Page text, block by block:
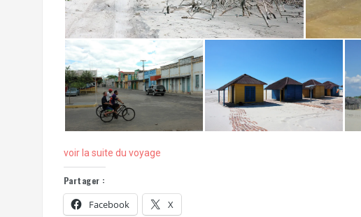
voir la suite du voyage
Partager :
Facebook X